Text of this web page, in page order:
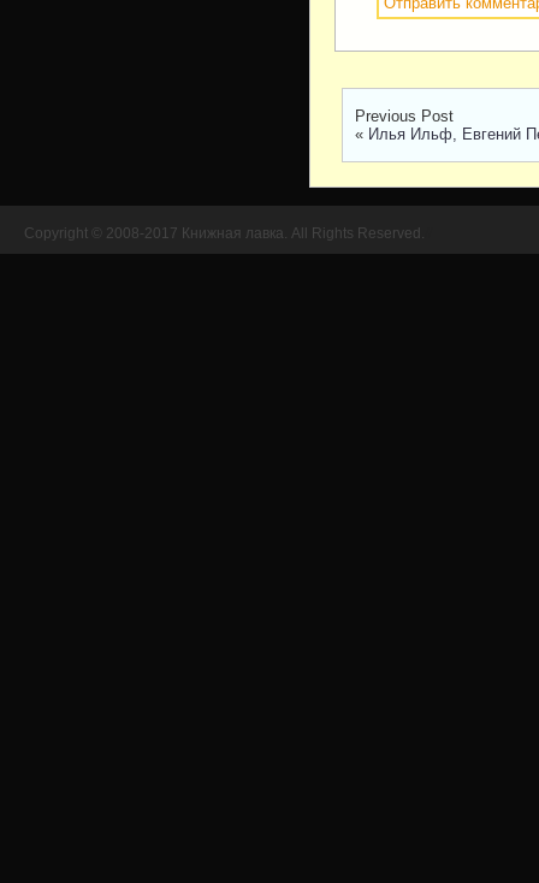
Previous Post
« Илья Ильф, Евгений
Copyright © 2008-2017 Книжная лавка. All Rights Reserved.